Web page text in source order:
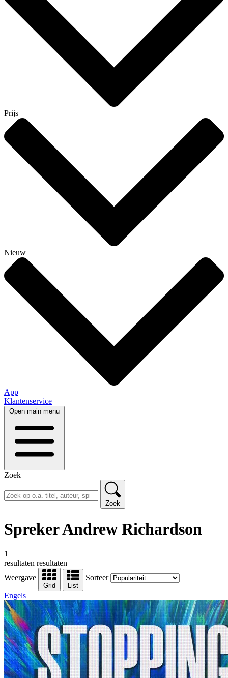
Prijs
Nieuw
App
Klantenservice
Open main menu
Zoek
Zoek
Spreker Andrew Richardson
1
resultaten resultaten
Weergave
Grid List
Sorteer
Engels